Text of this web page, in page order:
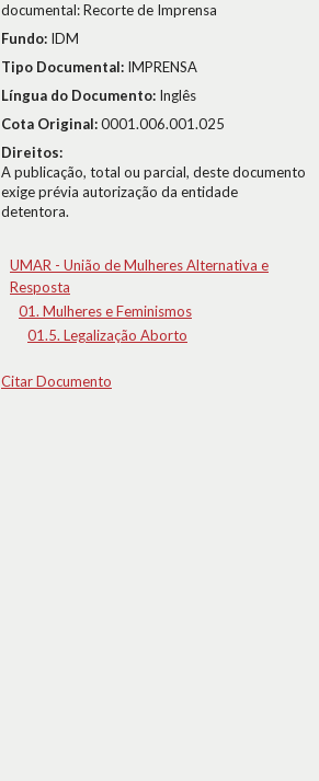
documental: Recorte de Imprensa
Fundo: IDM
Tipo Documental: IMPRENSA
Língua do Documento: Inglês
Cota Original:0001.006.001.025
Direitos:
A publicação, total ou parcial, deste documento
exige prévia autorização da entidade
detentora.
UMAR - União de Mulheres Alternativa e
Resposta
01. Mulheres e Feminismos
01.5. Legalização Aborto
Citar Documento